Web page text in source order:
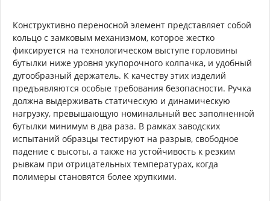
Конструктивно переносной элемент представляет собой
кольцо с замковым механизмом, которое жестко
фиксируется на технологическом выступе горловины
бутылки ниже уровня укупорочного колпачка, и удобный
дугообразный держатель. К качеству этих изделий
предъявляются особые требования безопасности. Ручка
должна выдерживать статическую и динамическую
нагрузку, превышающую номинальный вес заполненной
бутылки минимум в два раза. В рамках заводских
испытаний образцы тестируют на разрыв, свободное
падение с высоты, а также на устойчивость к резким
рывкам при отрицательных температурах, когда
полимеры становятся более хрупкими.